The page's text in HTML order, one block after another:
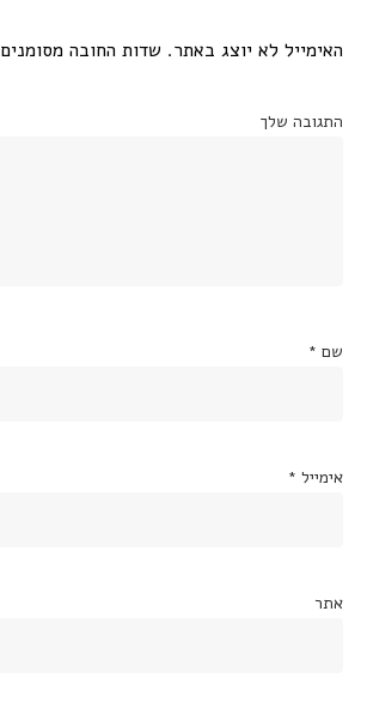
האימייל לא יוצג באתר. שדות החובה מסומנים
התגובה שלך
שם *
אימייל *
אתר